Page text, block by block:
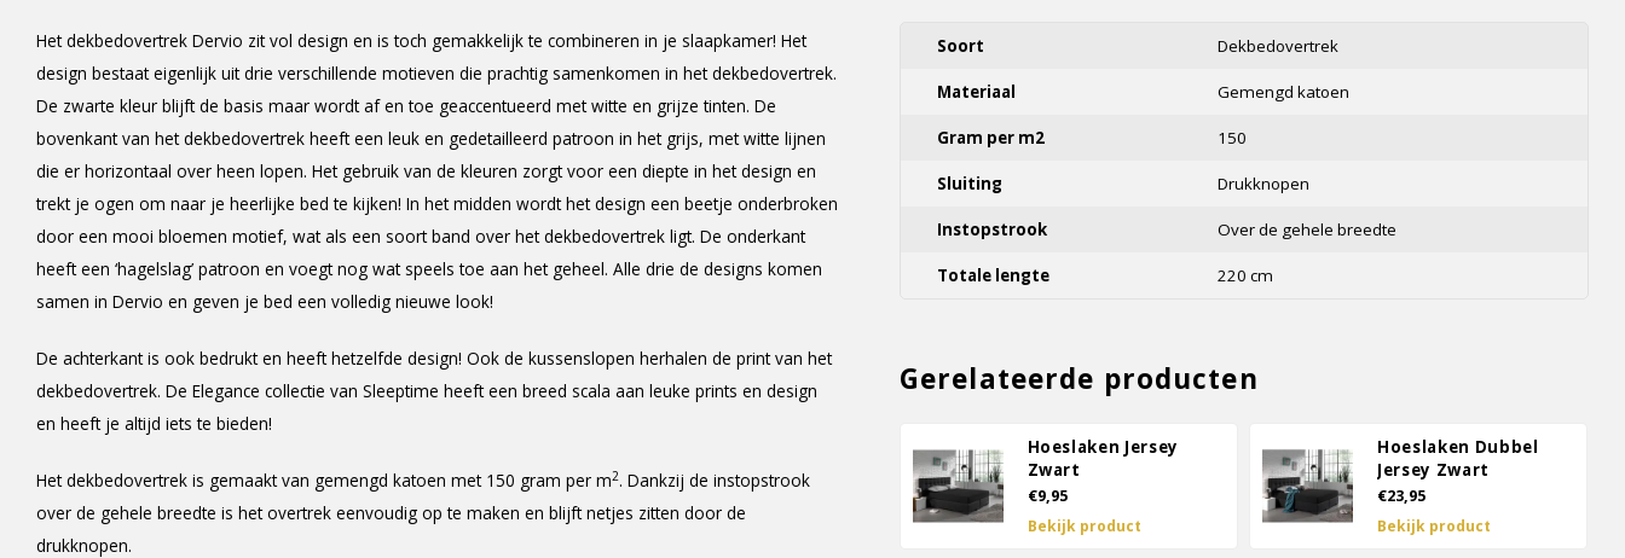
Het dekbedovertrek Dervio zit vol design en is toch gemakkelijk te combineren in je slaapkamer! Het
design bestaat eigenlijk uit drie verschillende motieven die prachtig samenkomen in het dekbedovertrek.
De zwarte kleur blijft de basis maar wordt af en toe geaccentueerd met witte en grijze tinten. De
bovenkant van het dekbedovertrek heeft een leuk en gedetailleerd patroon in het grijs, met witte lijnen
die er horizontaal over heen lopen. Het gebruik van de kleuren zorgt voor een diepte in het design en
trekt je ogen om naar je heerlijke bed te kijken! In het midden wordt het design een beetje onderbroken
door een mooi bloemen motief, wat als een soort band over het dekbedovertrek ligt. De onderkant
heeft een ‘hagelslag’ patroon en voegt nog wat speels toe aan het geheel. Alle drie de designs komen
samen in Dervio en geven je bed een volledig nieuwe look!
De achterkant is ook bedrukt en heeft hetzelfde design! Ook de kussenslopen herhalen de print van het
dekbedovertrek. De Elegance collectie van Sleeptime heeft een breed scala aan leuke prints en design
en heeft je altijd iets te bieden!
Het dekbedovertrek is gemaakt van gemengd katoen met 150 gram per m2. Dankzij de instopstrook
over de gehele breedte is het overtrek eenvoudig op te maken en blijft netjes zitten door de
drukknopen.
Soort Dekbedovertrek
Materiaal Gemengd katoen
Gram per m2 150
Sluiting Drukknopen
Instopstrook Over de gehele breedte
Totale lengte 220 cm
Gerelateerde producten
Hoeslaken Jersey
Zwart
€9,95
Bekijk product
Hoeslaken Dubbel
Jersey Zwart
€23,95
Bekijk product